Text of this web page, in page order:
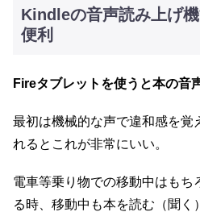
Kindleの音声読み上げ
便利
Fireタブレットを使うと本の音
最初は機械的な声で違和感を覚
れるとこれが非常にいい。
電車等乗り物での移動中はもち
る時、移動中も本を読む（聞く